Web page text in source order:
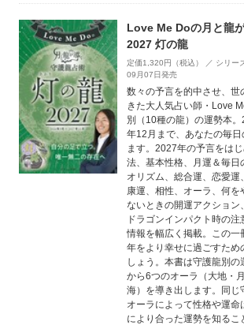
Love Me Doの月と龍
2027 灯の龍
定価1,320円（税込） ／ シリー
09月07日発売
数々の予言を的中させ、世
きた大人気占い師・Love
別（10種の龍）の運勢本
年12月まで、あなたの毎
ます。2027年の予言をは
法、基本性格、月運＆毎日
オリズム、総合運、恋愛運
康運、相性、オーラ、何を
ないときの開運アクション
ドラゴンインパクト時の
情報を幅広く掲載。この一
年をより幸せに過ごすため
しょう。本書は守護龍別
から6つのオーラ（大地・
海）を導き出します。同じ
オーラによって性格や運命
により合った運勢を知るこ